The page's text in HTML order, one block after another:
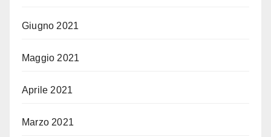
Giugno 2021
Maggio 2021
Aprile 2021
Marzo 2021